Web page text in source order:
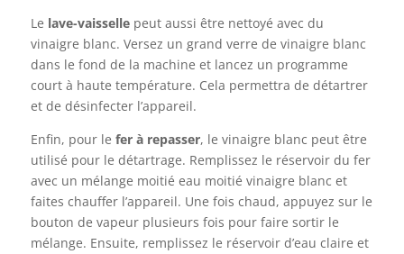
Le lave-vaissellepeut aussi être nettoyé avec du
vinaigre blanc. Versez un grand verre de vinaigre blanc
dans le fond de la machine et lancez un programme
court à haute température. Cela permettra de détartrer
et de désinfecter l’appareil.
Enfin, pour le fer à repasser, le vinaigre blanc peut être
utilisé pour le détartrage. Remplissez le réservoir du fer
avec un mélange moitié eau moitié vinaigre blanc et
faites chauffer l’appareil. Une fois chaud, appuyez sur le
bouton de vapeur plusieurs fois pour faire sortir le
mélange. Ensuite, remplissez le réservoir d’eau claire et